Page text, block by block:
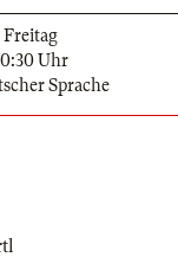
Freitag
Uhr
Sprache